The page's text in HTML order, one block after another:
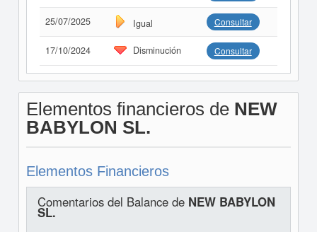
25/07/2025 Igual Consultar
17/10/2024 Disminución Consultar
Elementos financieros de NEW
BABYLON SL.
Elementos Financieros
Comentarios del Balance de NEW BABYLON
SL.